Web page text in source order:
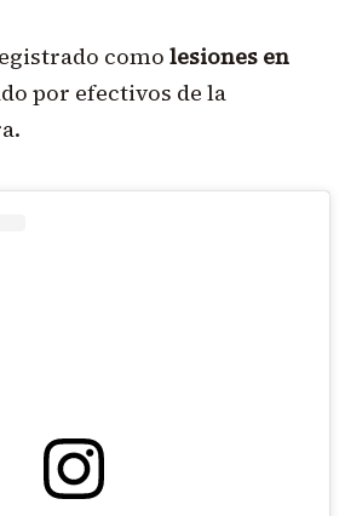
como lesiones en
por efectivos de la